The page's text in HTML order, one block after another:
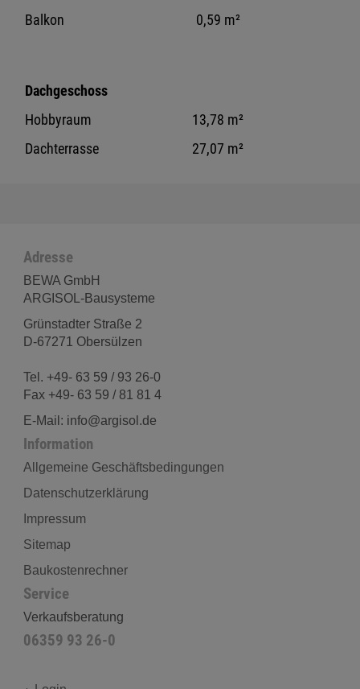
Balkon
0,59 m²
Dachgeschoss
Hobbyraum
13,78 m²
Dachterrasse
27,07 m²
Adresse
BEWA GmbH
ARGISOL-Bausysteme
Grünstadter Straße 2
D-67271 Obersülzen
Tel. +49- 63 59 / 93 26-0
Fax +49- 63 59 / 81 81 4
E-Mail: info@argisol.de
Information
Allgemeine Geschäftsbedingungen
Datenschutzerklärung
Impressum
Sitemap
Baukostenrechner
Service
Verkaufsberatung
06359 93 26-0